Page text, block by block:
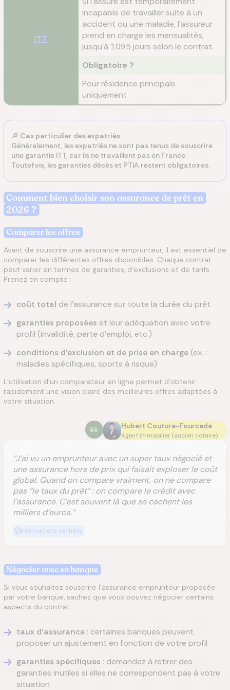
ITT
incapable de travailler suite à un
accident ou une maladie, l’assureur
prend en charge les mensualités,
jusqu’à 1095 jours selon le contrat.
Obligatoire ?
Pour résidence principale
uniquement
🔎 Cas particulier des expatriés
Généralement, les expatriés ne sont pas tenus de souscrire
une garantie ITT, car ils ne travaillent pas en France.
Toutefois, les garanties décès et PTIA restent obligatoires.
Comment bien choisir son assurance de prêt en
2026 ?
Comparer les offres
Avant de souscrire une assurance emprunteur, il est essentiel de
comparer les différentes offres disponibles. Chaque contrat
peut varier en termes de garanties, d’exclusions et de tarifs.
Prenez en compte :
coût total de l’assurance sur toute la durée du prêt
garanties proposées et leur adéquation avec votre
profil (invalidité, perte d’emploi, etc.)
conditions d’exclusion et de prise en charge(ex. :
maladies spécifiques, sports à risque)
L'utilisation d'un comparateur en ligne permet d'obtenir
rapidement une vision claire des meilleures offres adaptées à
votre situation.
Hubert Couture-Fourcade
Agent immobilier (ancien notaire)
"J’ai vu un emprunteur avec un super taux négocié et
une assurance hors de prix qui faisait exploser le coût
global. Quand on compare vraiment, on ne compare
pas “le taux du prêt” : on compare le crédit avec
l’assurance. C’est souvent là que se cachent les
milliers d’euros."
Informations vérifiées
Négocier avec sa banque
Si vous souhaitez souscrire l’assurance emprunteur proposée
par votre banque, sachez que vous pouvez négocier certains
aspects du contrat :
taux d’assurance: certaines banques peuvent
proposer un ajustement en fonction de votre profil
garanties spécifiques : demandez à retirer des
garanties inutiles si elles ne correspondent pas à votre
situation